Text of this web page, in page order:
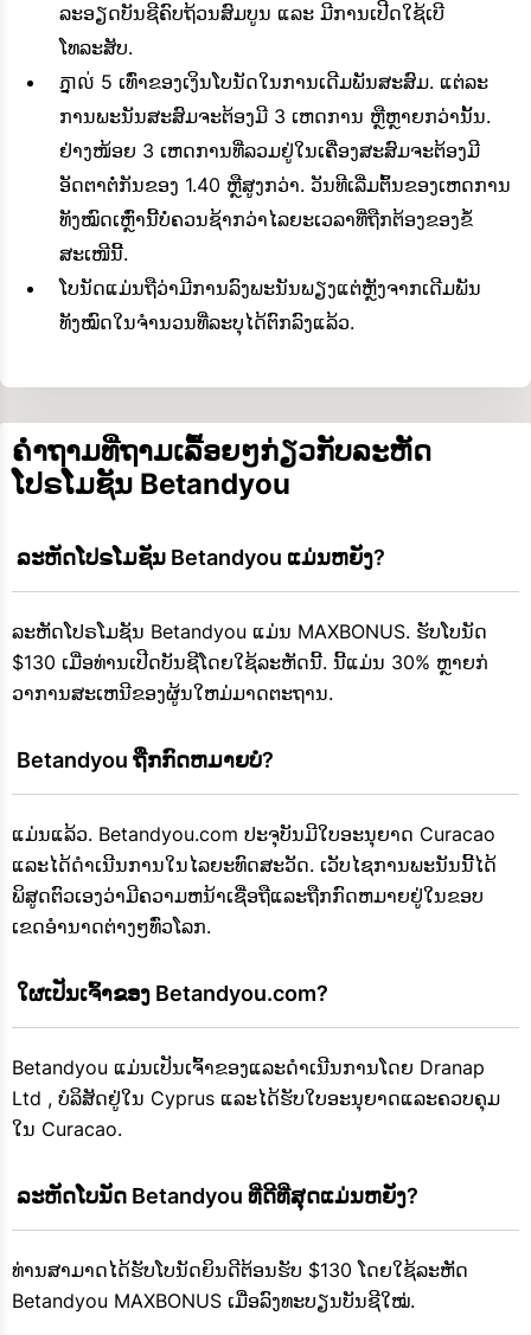
ລະອຽດບັນຊີຄົບຖ້ວນສົມບູນ ແລະ ມີການເປີດໃຊ້ເບີ
ໂທລະສັບ.
ភ្នាល់ 5 ເທົ່າຂອງເງິນໂບນັດໃນການເດີມພັນສະສົມ. ແຕ່ລະ
ການພະນັນສະສົມຈະຕ້ອງມີ 3 ເຫດການ ຫຼືຫຼາຍກວ່ານັ້ນ.
ຢ່າງໜ້ອຍ 3 ເຫດການທີ່ລວມຢູ່ໃນເຄື່ອງສະສົມຈະຕ້ອງມີ
ອັດຕາຕໍ່ກັນຂອງ 1.40 ຫຼືສູງກວ່າ. ວັນທີເລີ່ມຕົ້ນຂອງເຫດການ
ທັງໝົດເຫຼົ່ານີ້ບໍ່ຄວນຊ້າກວ່າໄລຍະເວລາທີ່ຖືກຕ້ອງຂອງຂໍ້
ສະເໜີນີ້.
ໂບນັດແມ່ນຖືວ່າມີການລົງພະນັນພຽງແຕ່ຫຼັງຈາກເດີມພັນ
ທັງໝົດໃນຈຳນວນທີ່ລະບຸໄດ້ຕົກລົງແລ້ວ.
ຄຳຖາມທີ່ຖາມເລື້ອຍໆກ່ຽວກັບລະຫັດ
ໂປຣໂມຊັນ Betandyou
ລະຫັດໂປຣໂມຊັນ Betandyou ແມ່ນຫຍັງ?
ລະຫັດໂປຣໂມຊັນ Betandyou ແມ່ນ MAXBONUS. ຮັບໂບນັດ
$130 ເມື່ອທ່ານເປີດບັນຊີໂດຍໃຊ້ລະຫັດນີ້. ນີ້ແມ່ນ 30% ຫຼາຍກ່
ວາການສະເຫນີຂອງຜູ້ນໃຫມ່ມາດຕະຖານ.
Betandyou ຖືກກົດຫມາຍບໍ?
ແມ່ນແລ້ວ. Betandyou.com ປະຈຸບັນມີໃບອະນຸຍາດ Curacao
ແລະໄດ້ດໍາເນີນການໃນໄລຍະທົດສະວັດ. ເວັບໄຊການພະນັນນີ້ໄດ້
ພິສູດຕົວເອງວ່າມີຄວາມຫນ້າເຊື່ອຖືແລະຖືກກົດຫມາຍຢູ່ໃນຂອບ
ເຂດອໍານາດຕ່າງໆທົ່ວໂລກ.
ໃຜເປັນເຈົ້າຂອງ Betandyou.com?
Betandyou ແມ່ນເປັນເຈົ້າຂອງແລະດໍາເນີນການໂດຍ Dranap
Ltd , ບໍລິສັດຢູ່ໃນ Cyprus ແລະໄດ້ຮັບໃບອະນຸຍາດແລະຄວບຄຸມ
ໃນ Curacao.
ລະຫັດໂບນັດ Betandyou ທີ່ດີທີ່ສຸດແມ່ນຫຍັງ?
ທ່ານສາມາດໄດ້ຮັບໂບນັດຍິນດີຕ້ອນຮັບ $130 ໂດຍໃຊ້ລະຫັດ
Betandyou MAXBONUS ເມື່ອລົງທະບຽນບັນຊີໃໝ່.